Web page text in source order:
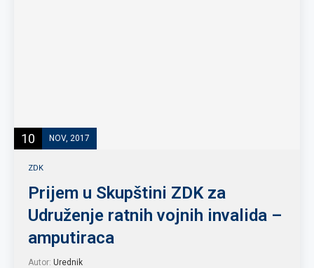
10 NOV, 2017
ZDK
Prijem u Skupštini ZDK za
Udruženje ratnih vojnih invalida –
amputiraca
Autor: Urednik